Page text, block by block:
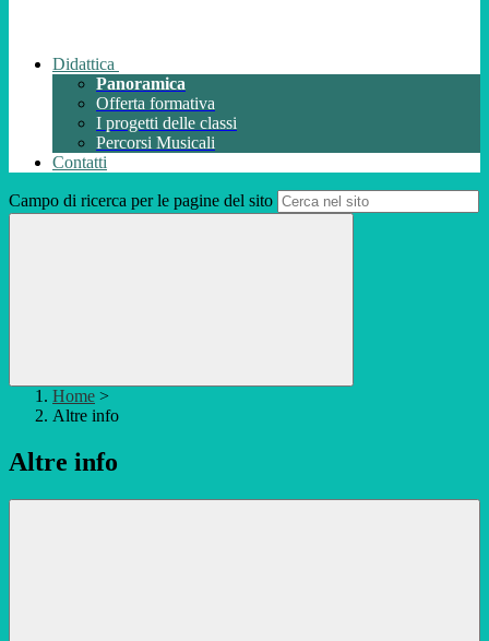
Didattica
Panoramica
Offerta formativa
I progetti delle classi
Percorsi Musicali
Contatti
Campo di ricerca per le pagine del sito
Home >
Altre info
Altre info